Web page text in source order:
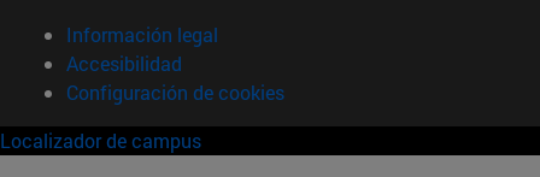
Información legal
Accesibilidad
Configuración de cookies
Localizador de campus